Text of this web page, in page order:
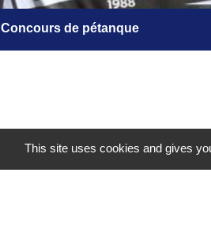
Concours de pétanque
This site uses cookies and gives